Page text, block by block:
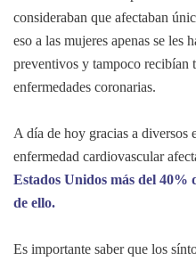
consideraban que afectaban
eso a las mujeres apenas se les
preventivos y tampoco recibían
enfermedades coronarias.
A día de hoy gracias a diversos
enfermedad cardiovascular
Estados Unidos más del 40%
de ello.
Es importante saber que los